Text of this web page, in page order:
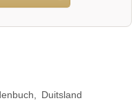
Duitsland